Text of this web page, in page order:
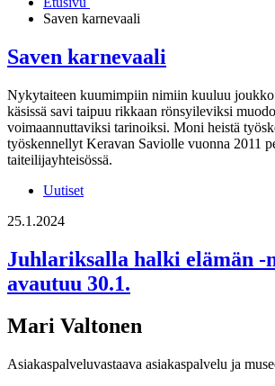
Saven karnevaali
Saven karnevaali
Nykytaiteen kuumimpiin nimiin kuuluu
käsissä savi taipuu rikkaan rönsyileviksi
voimaannuttaviksi tarinoiksi. Moni heistä
työskennellyt Keravan Saviolle vuonna 2011
taiteilijayhteisössä.
Uutiset
25.1.2024
Juhlariksalla halki elämän -
avautuu 30.1.
Mari Valtonen
Asiakaspalveluvastaava asiakaspalvelu ja